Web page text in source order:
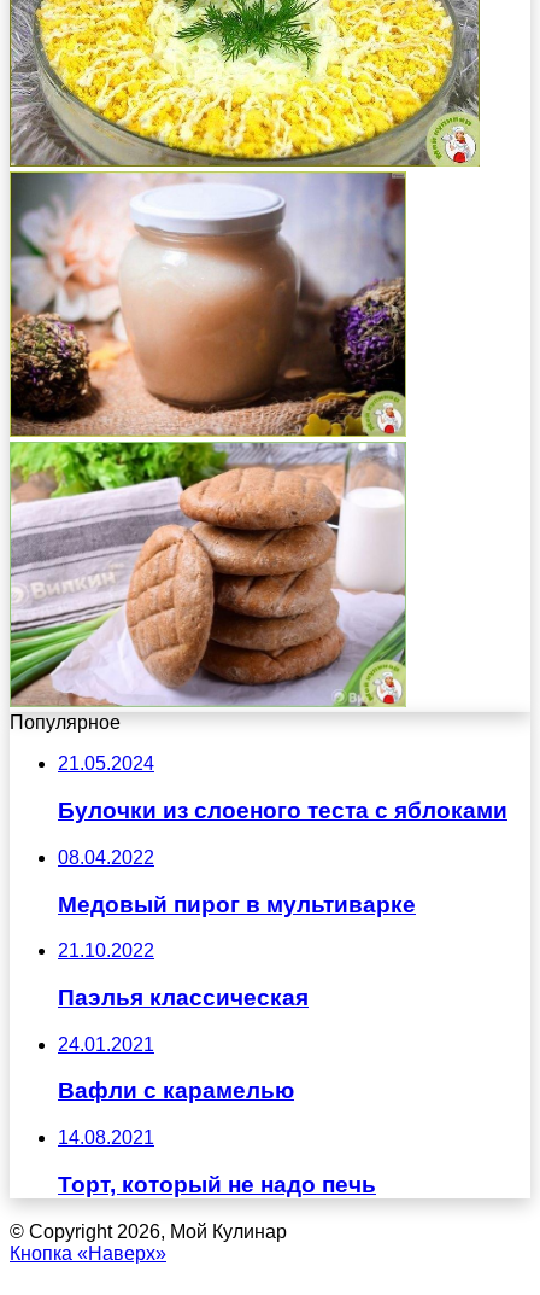
Популярное
21.05.2024
Булочки из слоеного теста с яблоками
08.04.2022
Медовый пирог в мультиварке
21.10.2022
Паэлья классическая
24.01.2021
Вафли с карамелью
14.08.2021
Торт, который не надо печь
© Copyright 2026, Мой Кулинар
Кнопка «Наверх»